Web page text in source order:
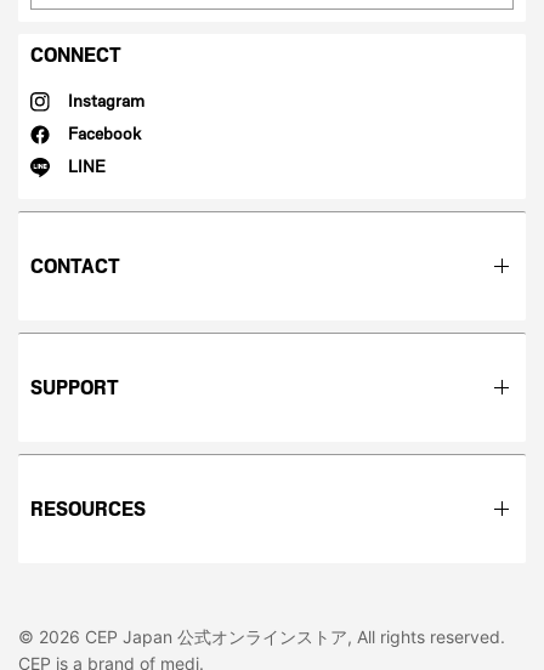
CONNECT
Instagram
Facebook
LINE
CONTACT
SUPPORT
RESOURCES
© 2026 CEP Japan 公式オンラインストア, All rights reserved.
CEP is a brand of medi.